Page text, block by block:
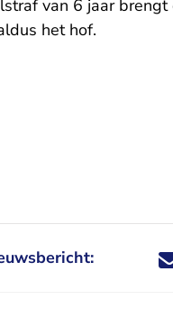
van 6 jaar brengt
het hof.
Deel